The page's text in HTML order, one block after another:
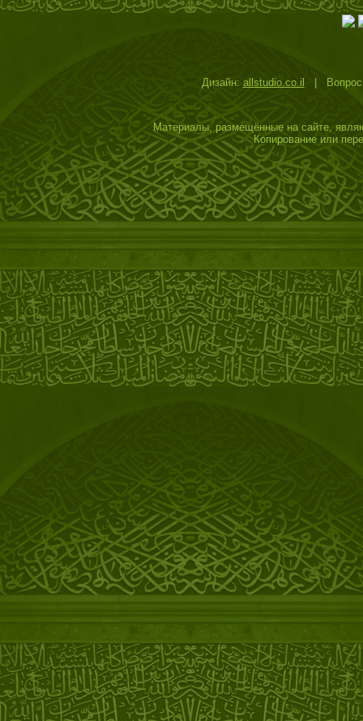
Дизайн: allstudio.co.il |
Материалы, размещённые на сайте,
Копирование или